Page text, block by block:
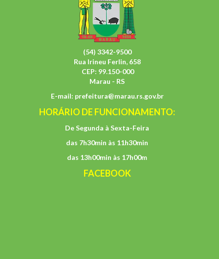
(54) 3342-9500
Rua Irineu Ferlin, 658
CEP: 99.150-000
Marau - RS
E-mail: prefeitura@marau.rs.gov.br
HORÁRIO DE FUNCIONAMENTO:
De Segunda à Sexta-Feira
das 7h30min às 11h30min
das 13h00min às 17h00m
FACEBOOK